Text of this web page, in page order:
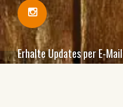
Erhalte Updates per E-Mail